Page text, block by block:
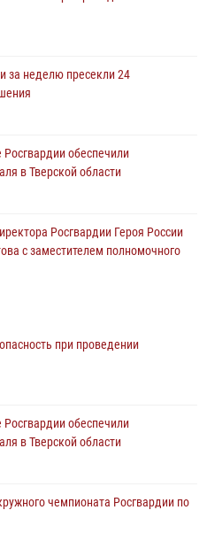
за неделю пресекли 24
обеспечили
в Тверской области
Росгвардии Героя России
с заместителем полномочного
в молебне, посвященном
совершили 250 выездов и
неделю в Тверской области
чемпионата Росгвардии по
при проведении
обеспечили
в Тверской области
чемпионата Росгвардии по